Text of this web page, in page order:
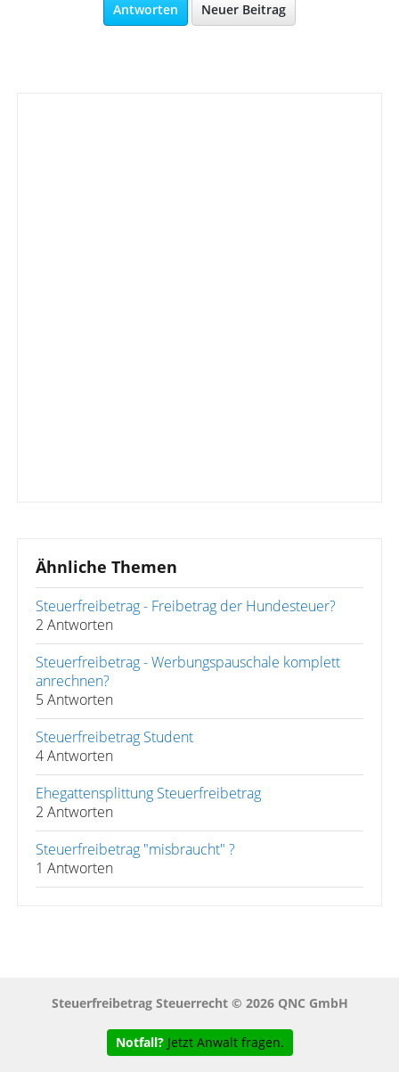
Antworten Neuer Beitrag
Ähnliche Themen
Steuerfreibetrag - Freibetrag der Hundesteuer?
2 Antworten
Steuerfreibetrag - Werbungspauschale komplett
anrechnen?
5 Antworten
Steuerfreibetrag Student
4 Antworten
Ehegattensplittung Steuerfreibetrag
2 Antworten
Steuerfreibetrag "misbraucht" ?
1 Antworten
Steuerfreibetrag Steuerrecht © 2026 QNC GmbH
Notfall? Jetzt Anwalt fragen.